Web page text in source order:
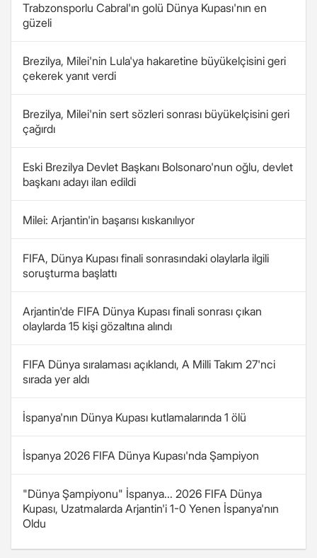
Trabzonsporlu Cabral'ın golü Dünya Kupası'nın en
güzeli
Brezilya, Milei'nin Lula'ya hakaretine büyükelçisini geri
çekerek yanıt verdi
Brezilya, Milei'nin sert sözleri sonrası büyükelçisini geri
çağırdı
Eski Brezilya Devlet Başkanı Bolsonaro'nun oğlu, devlet
başkanı adayı ilan edildi
Milei: Arjantin'in başarısı kıskanılıyor
FIFA, Dünya Kupası finali sonrasındaki olaylarla ilgili
soruşturma başlattı
Arjantin'de FIFA Dünya Kupası finali sonrası çıkan
olaylarda 15 kişi gözaltına alındı
FIFA Dünya sıralaması açıklandı, A Milli Takım 27'nci
sırada yer aldı
İspanya'nın Dünya Kupası kutlamalarında 1 ölü
İspanya 2026 FIFA Dünya Kupası'nda Şampiyon
"Dünya Şampiyonu" İspanya... 2026 FIFA Dünya
Kupası, Uzatmalarda Arjantin'i 1-0 Yenen İspanya'nın
Oldu